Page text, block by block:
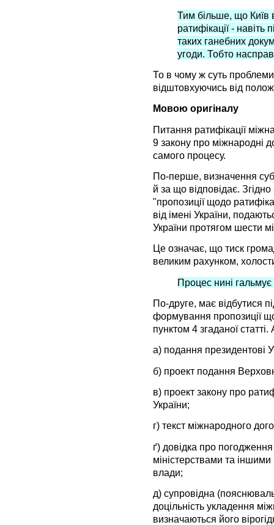
Тим більше, що Київ
ратифікації -
таких ганебних
угоди. Тобто
То в чому ж суть
відштовхуючись від
Мовою оригіналу
Питання ратифікації
9 закону про міжнародні
самого процесу.
По-перше, визначення
й за що відповідає. Згідно
"пропозиції щодо
від імені України,
України протягом шести
Це означає, що тиск
великим рахунком,
Процес нині
По-друге, має відбутися
формування пропозиції
пунктом 4 згаданої
а) подання президентові
б) проект подання
в) проект закону про
України;
г) текст міжнародного
ґ) довідка про
міністерствами та
влади;
д) супровідна
доцільність укладення
визначаються його